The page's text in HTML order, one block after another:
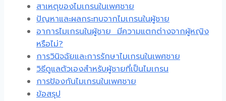
สาเหตุของไมเกรนในเพศชาย
ปัญหาและผลกระทบจากไมเกรนในผู้ชาย
อาการไมเกรนในผู้ชาย มีความแตกต่างจากผู้หญิง
หรือไม่?
การวินิจฉัยและการรักษาไมเกรนในเพศชาย
วิธีดูแลตัวเองสำหรับผู้ชายที่เป็นไมเกรน
การป้องกันไมเกรนในเพศชาย
ข้อสรุป